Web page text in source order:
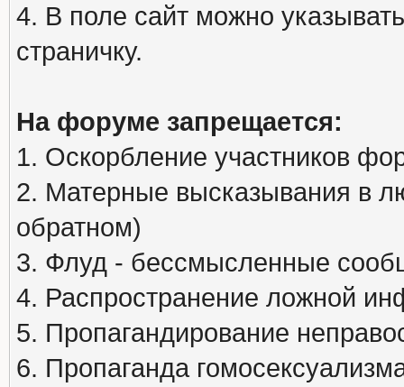
4. В поле сайт можно
страничку.
На форуме запрещается:
1. Оскорбление участников
2. Матерные высказывания в
обратном)
3. Флуд - бессмысленные
4. Распространение ложной
5. Пропагандирование
6. Пропаганда